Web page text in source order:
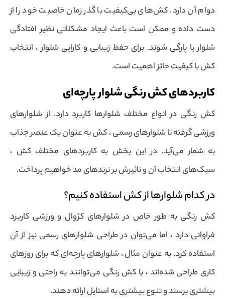
دوام آن دارد. کش‌های بی‌کیفیت با گذر زمان خاصیت خود را از
دست داده و ممکن است باعث ایجاد مشکلاتی نظیر افتادگی
شلوار یا پارگی شوند. برای حفظ زیبایی و کارایی شلوار ، انتخاب
کش با کیفیت حائز اهمیت است.
کاربردهای کش رنگی شلوار پارچه‌ای
کش رنگی در انواع مختلف شلوارها کاربرد دارد. از شلوارهای
ورزشی گرفته تا شلوارهای رسمی ، کش به عنوان یک عنصر جذاب
به شمار می‌آید. در این بخش به کاربردهای مختلف کش ،
سبک‌های انتخاب آن و تاثیرش بر ترندهای مد خواهیم پرداخت.
در کدام شلوارها از کش استفاده کنیم؟
کش رنگی به طور خاص در شلوارهای کژوال و ورزشی کاربرد
فراوانی دارد ،‌ اما می‌توان در طراحی شلوارهای رسمی نیز از آن
استفاده کرد. به عنوان مثال ، شلوارهای پارچه‌ای که برای روزهای
کاری طراحی شده‌اند ، با کش رنگی می‌توانند به راحتی و زیبایی
بیشتری برسند و تنوع بیشتری به استایل ارائه دهند.